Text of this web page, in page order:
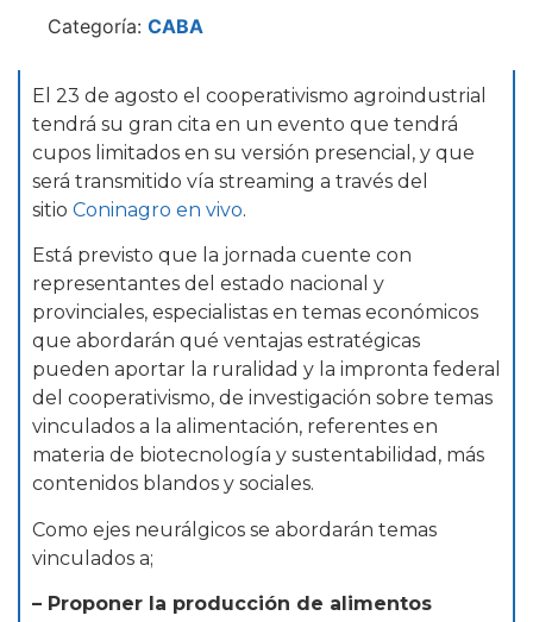
Categoría: CABA
El 23 de agosto el cooperativismo agroindustrial
tendrá su gran cita en un evento que tendrá
cupos limitados en su versión presencial, y que
será transmitido vía streaming a través del
sitio Coninagro en vivo.
Está previsto que la jornada cuente con
representantes del estado nacional y
provinciales, especialistas en temas económicos
que abordarán qué ventajas estratégicas
pueden aportar la ruralidad y la impronta federal
del cooperativismo, de investigación sobre temas
vinculados a la alimentación, referentes en
materia de biotecnología y sustentabilidad, más
contenidos blandos y sociales.
Como ejes neurálgicos se abordarán temas
vinculados a;
– Proponer la producción de alimentos